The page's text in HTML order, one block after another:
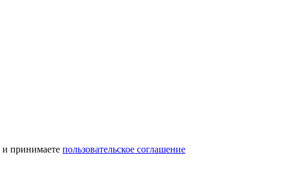
и принимаете пользовательское соглашение